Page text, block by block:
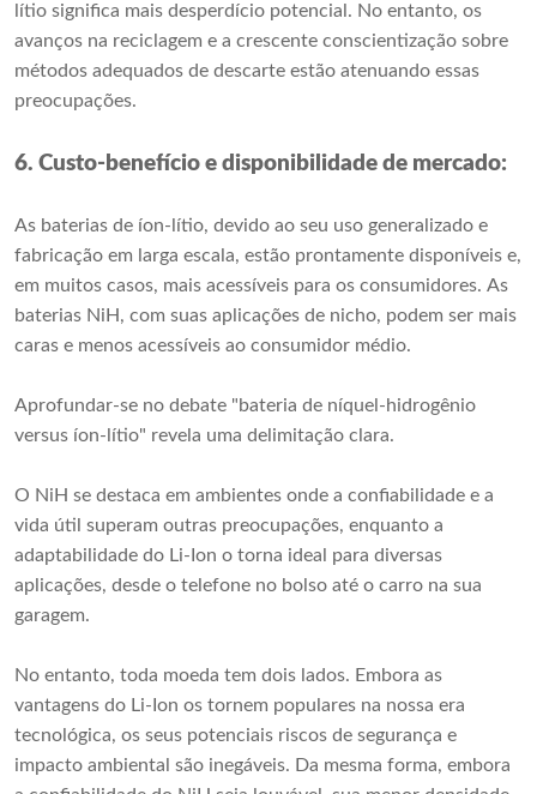
lítio significa mais desperdício potencial. No entanto, os
avanços na reciclagem e a crescente conscientização sobre
métodos adequados de descarte estão atenuando essas
preocupações.
6. Custo-benefício e disponibilidade de mercado:
As baterias de íon-lítio, devido ao seu uso generalizado e
fabricação em larga escala, estão prontamente disponíveis e,
em muitos casos, mais acessíveis para os consumidores. As
baterias NiH, com suas aplicações de nicho, podem ser mais
caras e menos acessíveis ao consumidor médio.
Aprofundar-se no debate "bateria de níquel-hidrogênio
versus íon-lítio" revela uma delimitação clara.
O NiH se destaca em ambientes onde a confiabilidade e a
vida útil superam outras preocupações, enquanto a
adaptabilidade do Li-Ion o torna ideal para diversas
aplicações, desde o telefone no bolso até o carro na sua
garagem.
No entanto, toda moeda tem dois lados. Embora as
vantagens do Li-Ion os tornem populares na nossa era
tecnológica, os seus potenciais riscos de segurança e
impacto ambiental são inegáveis. Da mesma forma, embora